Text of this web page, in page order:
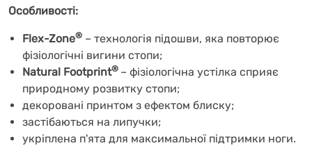
Особливості:
Flex-Zone® – технологія підошви, яка повторює
фізіологічні вигини стопи;
Natural Footprint® – фізіологічна устілка сприяє
природному розвитку стопи;
декоровані принтом з ефектом блиску;
застібаються на липучки;
укріплена п'ята для максимальної підтримки ноги.